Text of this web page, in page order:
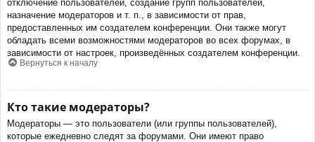
отключение пользователей, создание групп пользователей,
назначение модераторов и т. п., в зависимости от прав,
предоставленных им создателем конференции. Они также могут
обладать всеми возможностями модераторов во всех форумах, в
зависимости от настроек, произведённых создателем конференции.
Вернуться к началу
Кто такие модераторы?
Модераторы — это пользователи (или группы пользователей),
которые ежедневно следят за форумами. Они имеют право